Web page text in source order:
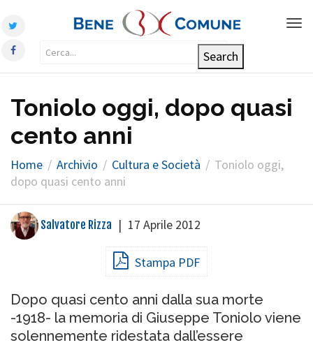
Toniolo oggi, dopo quasi
cento anni
Home Archivio Cultura e Società
Toniolo oggi,
dopo quasi cento anni
Salvatore Rizza | 17 Aprile 2012
Stampa PDF
Dopo quasi cento anni dalla sua morte
-1918- la memoria di Giuseppe Toniolo viene
solennemente ridestata dall’essere